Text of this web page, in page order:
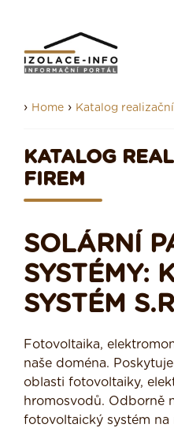
› Home › Katalog
KATALOG
FIREM
SOLÁRNÍ
SYSTÉMY:
SYSTÉM
Fotovoltaika,
naše doména.
oblasti fotovoltaiky,
hromosvodů. Odborně
fotovoltaický systém na